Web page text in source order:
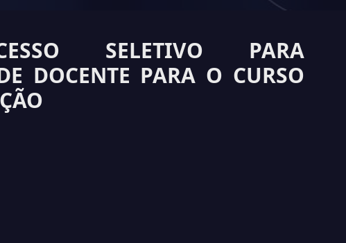
SELETIVO PARA
DOCENTE PARA O CURSO